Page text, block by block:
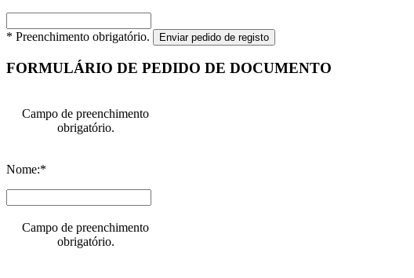
* Preenchimento obrigatório. Enviar pedido de registo
FORMULÁRIO DE PEDIDO DE DOCUMENTO
Campo de preenchimento
obrigatório.
Nome:*
Campo de preenchimento
obrigatório.